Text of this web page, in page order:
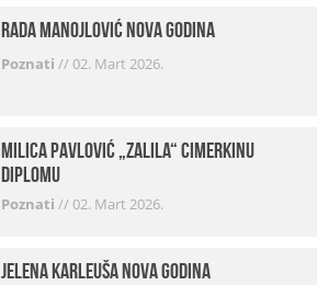
Rada Manojlović Nova godina
Poznati //02. Mart 2026.
Milica Pavlović „zalila“ cimerkinu
diplomu
Poznati //02. Mart 2026.
Jelena Karleuša Nova godina